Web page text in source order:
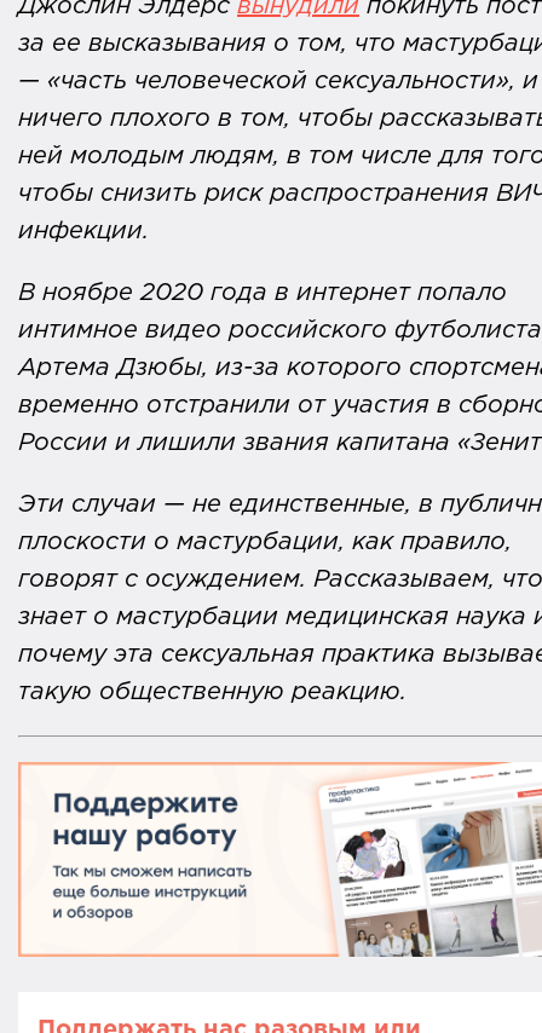
Джослин Элдерс вынудили покинуть
за ее высказывания о том, что
— «часть человеческой сексуальности», и
ничего плохого в том, чтобы
ней молодым людям, в том числе для
чтобы снизить риск распространения
инфекции.
В ноябре 2020 года в интернет попало
интимное видео российского футболиста
Артема Дзюбы, из-за которого
временно отстранили от участия в
России и лишили звания капитана
Эти случаи — не единственные, в
плоскости о мастурбации, как правило,
говорят с осуждением. Рассказываем, что
знает о мастурбации медицинская наука
почему эта сексуальная практика
такую общественную реакцию.